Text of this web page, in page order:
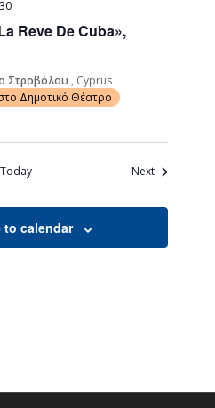
Reve De Cuba»,
Στροβόλου , Cyprus
Δημοτικό Θέατρο
Today NextEvents
to calendar